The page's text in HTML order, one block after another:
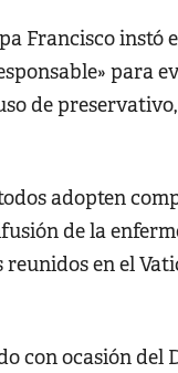
Francisco instó
para
de
adopten
de la
reunidos en el
con ocasión del